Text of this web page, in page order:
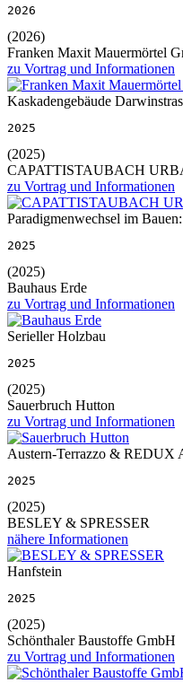
2026
(2026)
Franken Maxit Mauermörtel
zu Vortrag und Informationen
Kaskadengebäude
2025
(2025)
CAPATTISTAUBACH
zu Vortrag und Informationen
Paradigmenwechsel im
2025
(2025)
Bauhaus Erde
zu Vortrag und Informationen
Serieller Holzbau
2025
(2025)
Sauerbruch Hutton
zu Vortrag und Informationen
Austern-Terrazzo & REDUX
2025
(2025)
BESLEY & SPRESSER
nähere Informationen
Hanfstein
2025
(2025)
Schönthaler Baustoffe GmbH
zu Vortrag und Informationen